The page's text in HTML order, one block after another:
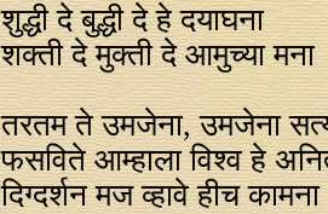
शुद्धी दे बुद्धी दे हे दयाघना
शक्ती दे मुक्ती दे आमुच्या मना
तरतम ते उमजेना, उमजेना
फसविते आम्हाला विश्व हे
दिग्दर्शन मज व्हावे हीच कामना